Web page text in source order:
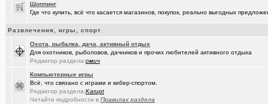
Что вы сейчас читаете?
Девушка на заметку: насколько эффективны аппараты фотоэпиляц
Кто ставил тепловычислитель ВКТ-9?(Kebbos)
Кто ставил тепловычислитель ВКТ-9?
Тепловычислители ВКТ-9 от "Теплоком-Сервис Москва"
Предложения турфирм и подбор туров
Шоппинг
Где что купить, всё что касается магазинов, покупок, реально выгодных
Развлечения, игры, спорт
Охота, рыбалка, дача, активный отдых
Для охотников, рыболовов, дачников и прочих любителей активного отдыха
Редактор раздела:омич
Компьютерные игры
Всё, что связано с играми и кибер-спортом.
Редактор раздела:Karupt
Читайте подробности в Правилах раздела